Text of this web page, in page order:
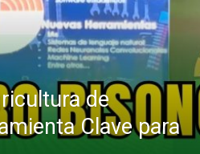
de
Clave para